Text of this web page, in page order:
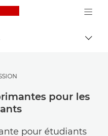
Canon Logo, back to
et guides de l'acheteur
et d'impression
pour les
pour étudiants